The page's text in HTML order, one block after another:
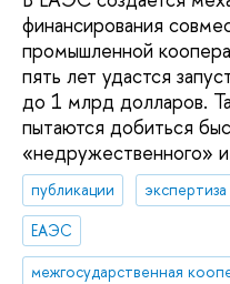
финансирования
промышленной
пять лет удастся
до 1 млрд долларов.
пытаются добиться
«недружественного»
публикации
экспертиза
ЕАЭС
межгосударственная